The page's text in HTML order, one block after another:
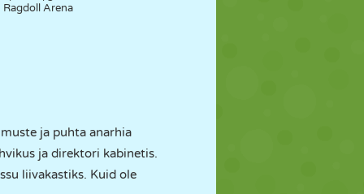
Ragdoll Arena
ja puhta anarhia
ja direktori kabinetis.
liivakastiks. Kuid ole